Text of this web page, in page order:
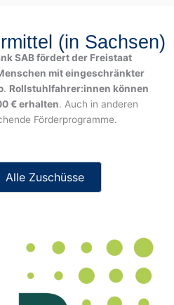
(in Sachsen)
SAB fördert der Freistaat
mit eingeschränkter
. Rollstuhlfahrer:innen können
€ erhalten. Auch in anderen
Förderprogramme.
Alle Zuschüsse